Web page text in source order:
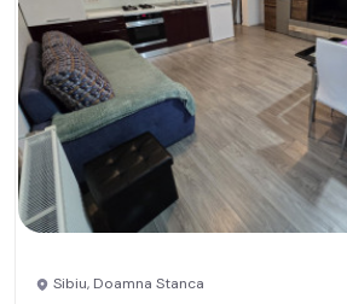
Sibiu, Doamna Stanca